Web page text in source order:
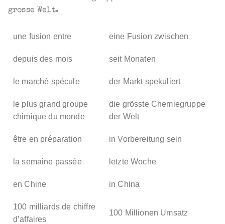
grosse Welt.
une fusion entre eine Fusion zwischen
depuis des mois seit Monaten
le marché spécule der Markt spekuliert
le plus grand groupe
chimique du monde
die grösste Chemiegruppe
der Welt
être en préparation in Vorbereitung sein
la semaine passée letzte Woche
en Chine in China
100 milliards de chiffre
d’affaires
100 Millionen Umsatz